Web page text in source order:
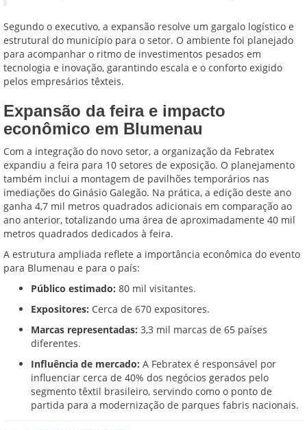
Segundo o executivo, a expansão resolve um gargalo logístico e
estrutural do município para o setor. O ambiente foi planejado
para acompanhar o ritmo de investimentos pesados em
tecnologia e inovação, garantindo escala e o conforto exigido
pelos empresários têxteis.
Expansão da feira e impacto
econômico em Blumenau
Com a integração do novo setor, a organização da Febratex
expandiu a feira para 10 setores de exposição. O planejamento
também inclui a montagem de pavilhões temporários nas
imediações do Ginásio Galegão. Na prática, a edição deste ano
ganha 4,7 mil metros quadrados adicionais em comparação ao
ano anterior, totalizando uma área de aproximadamente 40 mil
metros quadrados dedicados à feira.
A estrutura ampliada reflete a importância econômica do evento
para Blumenau e para o país:
Público estimado: 80 mil visitantes.
Expositores: Cerca de 670 expositores.
Marcas representadas: 3,3 mil marcas de 65 países
diferentes.
Influência de mercado: A Febratex é responsável por
influenciar cerca de 40% dos negócios gerados pelo
segmento têxtil brasileiro, servindo como o ponto de
partida para a modernização de parques fabris nacionais.